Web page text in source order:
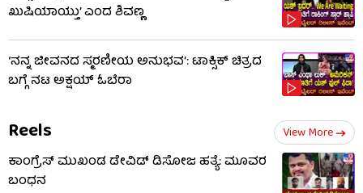
ಖುಷಿಯಾಯ್ತು’ ಎಂದ ಶಿವಣ್ಣ
‘ನನ್ನ ಜೀವನದ ಸ್ಮರಣೀಯ ಅನುಭವ’: ಟಾಕ್ಸಿಕ್ ಚಿತ್ರದ
ಬಗ್ಗೆ ನಟ ಅಕ್ಷಯ್ ಓಬೆರಾ
Reels View More
ಕಾಂಗ್ರೆಸ್ ಮುಖಂಡ ಡೇವಿಡ್ ಡಿಸೋಜ ಹತ್ಯೆ: ಮೂವರ
ಬಂಧನ